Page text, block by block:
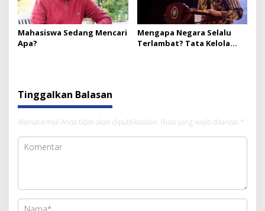
Mahasiswa Sedang Mencari
Apa?
Mengapa Negara Selalu
Terlambat? Tata Kelola
Tinggalkan Balasan
Alamat email Anda tidak akan dipublikasikan. Ruas yang wajib ditandai *